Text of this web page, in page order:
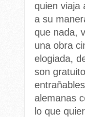
quien viaja
a su
que nada,
una obra
elogiada,
son
alemanas
lo que